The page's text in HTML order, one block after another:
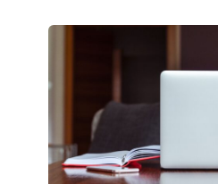
ПОМОГАЮТ
СОЗДАВАТЬ
БЕЗ
СЛОЖНОГО